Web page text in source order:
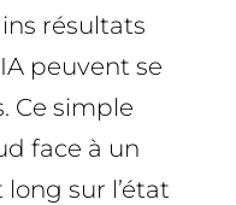
résultats
peuvent se
Ce simple
face à un
sur l’état